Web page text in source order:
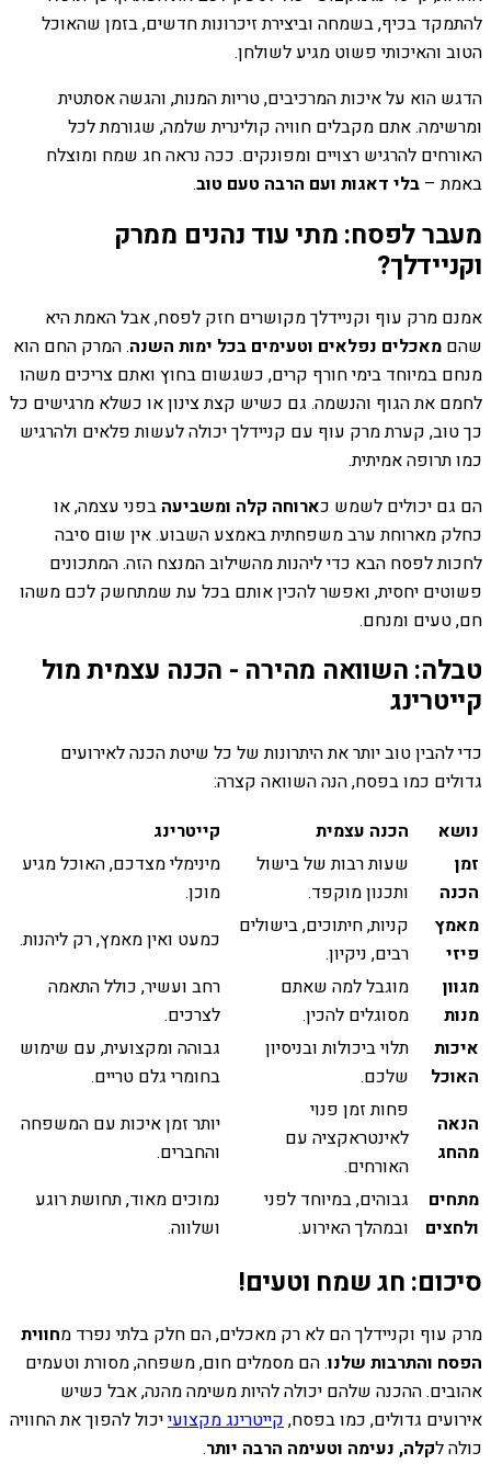
להתמקד בכיף, בשמחה וביצירת זיכרונות חדשים, בזמן שהאוכל
הטוב והאיכותי פשוט מגיע לשולחן.
הדגש הוא על איכות המרכיבים, טריות המנות, והגשה אסתטית
ומרשימה. אתם מקבלים חוויה קולינרית שלמה, שגורמת לכל
האורחים להרגיש רצויים ומפונקים. ככה נראה חג שמח ומוצלח
באמת – בלי דאגות ועם הרבה טעם טוב.
מעבר לפסח: מתי עוד נהנים ממרק
וקניידלך?
אמנם מרק עוף וקניידלך מקושרים חזק לפסח, אבל האמת היא
שהם מאכלים נפלאים וטעימים בכל ימות השנה. המרק החם הוא
מנחם במיוחד בימי חורף קרים, כשגשום בחוץ ואתם צריכים משהו
לחמם את הגוף והנשמה. גם כשיש קצת צינון או כשלא מרגישים כל
כך טוב, קערת מרק עוף עם קניידלך יכולה לעשות פלאים ולהרגיש
כמו תרופה אמיתית.
הם גם יכולים לשמש כארוחה קלה ומשביעה בפני עצמה, או
כחלק מארוחת ערב משפחתית באמצע השבוע. אין שום סיבה
לחכות לפסח הבא כדי ליהנות מהשילוב המנצח הזה. המתכונים
פשוטים יחסית, ואפשר להכין אותם בכל עת שמתחשק לכם משהו
חם, טעים ומנחם.
טבלה: השוואה מהירה - הכנה עצמית מול
קייטרינג
כדי להבין טוב יותר את היתרונות של כל שיטת הכנה לאירועים
גדולים כמו בפסח, הנה השוואה קצרה:
נושא
הכנה עצמית
קייטרינג
זמן
הכנה
שעות רבות של בישול
ותכנון מוקפד.
מינימלי מצדכם, האוכל מגיע
מוכן.
מאמץ
פיזי
קניות, חיתוכים, בישולים
רבים, ניקיון.
כמעט ואין מאמץ, רק ליהנות.
מגוון
מנות
מוגבל למה שאתם
מסוגלים להכין.
רחב ועשיר, כולל התאמה
לצרכים.
איכות
האוכל
תלוי ביכולות ובניסיון
שלכם.
גבוהה ומקצועית, עם שימוש
בחומרי גלם טריים.
הנאה
מהחג
פחות זמן פנוי
לאינטראקציה עם
האורחים.
יותר זמן איכות עם המשפחה
והחברים.
מתחים
ולחצים
גבוהים, במיוחד לפני
ובמהלך האירוע.
נמוכים מאוד, תחושת רוגע
ושלווה.
סיכום: חג שמח וטעים!
מרק עוף וקניידלך הם לא רק מאכלים, הם חלק בלתי נפרד מחווית
הפסח והתרבות שלנו. הם מסמלים חום, משפחה, מסורת וטעמים
אהובים. ההכנה שלהם יכולה להיות משימה מהנה, אבל כשיש
אירועים גדולים, כמו בפסח,קייטרינג מקצועייכול להפוך את החוויה
כולה לקלה, נעימה וטעימה הרבה יותר.